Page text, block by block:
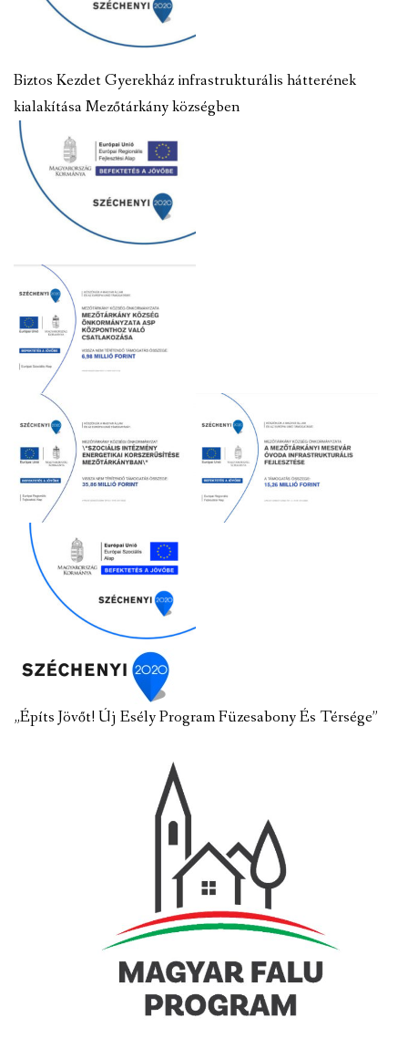
Biztos Kezdet Gyerekház infrastrukturális hátterének
kialakítása Mezőtárkány községben
„Építs Jövőt! Új Esély Program Füzesabony És Térsége”